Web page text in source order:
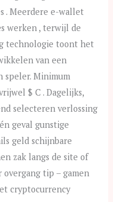
. Meerdere e-wallet
werken , terwijl de
technologie toont het
van een
speler. Minimum
$ C . Dagelijks,
selecteren verlossing
geval gunstige
geld schijnbare
zak langs de site of
overgang tip – gamen
cryptocurrency